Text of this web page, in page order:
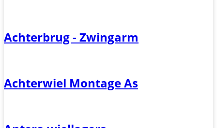
Achterbrug - Zwingarm
Achterwiel Montage As